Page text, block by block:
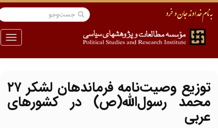
منو
توزیع وصیت‌نامه فرماندهان لشکر ۲۷
محمد رسول‌الله(ص) در کشورهای
عربی